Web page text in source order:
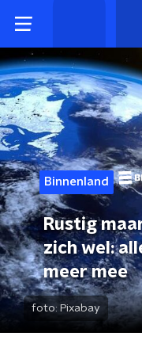
Binnenland
Rustig
zich wel:
meer mee
foto: Pixabay